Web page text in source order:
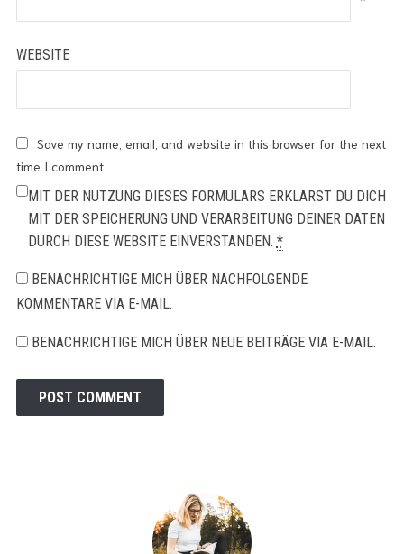
WEBSITE
Save my name, email, and website in this browser for the next
time I comment.
MIT DER NUTZUNG DIESES FORMULARS ERKLÄRST DU DICH
MIT DER SPEICHERUNG UND VERARBEITUNG DEINER DATEN
DURCH DIESE WEBSITE EINVERSTANDEN. *
BENACHRICHTIGE MICH ÜBER NACHFOLGENDE
KOMMENTARE VIA E-MAIL.
BENACHRICHTIGE MICH ÜBER NEUE BEITRÄGE VIA E-MAIL.